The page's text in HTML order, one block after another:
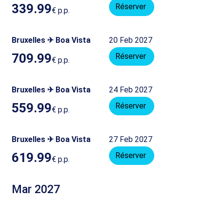
339.99€ p.p. Réserver
Bruxelles ✈ Boa Vista 20 Feb 2027
709.99€ p.p. Réserver
Bruxelles ✈ Boa Vista 24 Feb 2027
559.99€ p.p. Réserver
Bruxelles ✈ Boa Vista 27 Feb 2027
619.99€ p.p. Réserver
Mar 2027